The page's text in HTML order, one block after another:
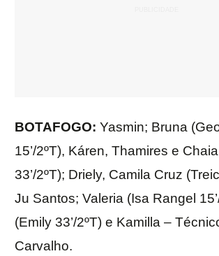
BOTAFOGO: Yasmin; Bruna
15’/2ºT), Káren, Thamires e
33’/2ºT); Driely, Camila Cruz
Ju Santos; Valeria (Isa Rangel
(Emily 33’/2ºT) e Kamilla –
Carvalho.